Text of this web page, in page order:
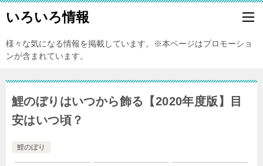
いろいろ情報
様々な気になる情報を掲載しています。※本ページはプロモーショ
ンが含まれています。
鯉のぼりはいつから飾る【2020年度版】目
安はいつ頃？
鯉のぼり